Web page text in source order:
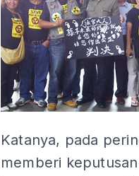
Katanya, pada
memberi